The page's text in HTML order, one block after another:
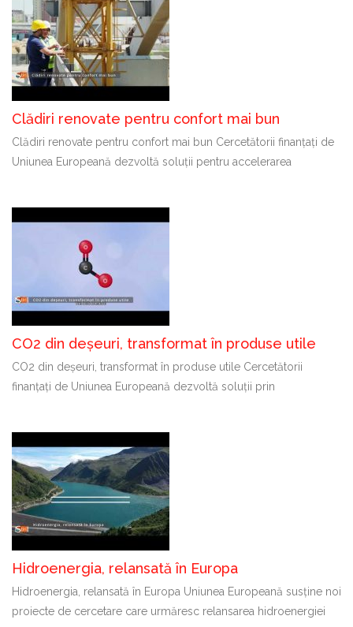
Clădiri renovate pentru confort mai bun
Clădiri renovate pentru confort mai bun Cercetătorii finanțați de
Uniunea Europeană dezvoltă soluții pentru accelerarea
CO2 din deșeuri, transformat în produse utile
CO2 din deșeuri, transformat în produse utile Cercetătorii
finanțați de Uniunea Europeană dezvoltă soluții prin
Hidroenergia, relansată în Europa
Hidroenergia, relansată în Europa Uniunea Europeană susține noi
proiecte de cercetare care urmăresc relansarea hidroenergiei